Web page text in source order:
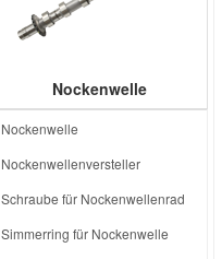
Nockenwelle
Nockenwelle
Nockenwellenversteller
Schraube für Nockenwellenrad
Simmerring für Nockenwelle